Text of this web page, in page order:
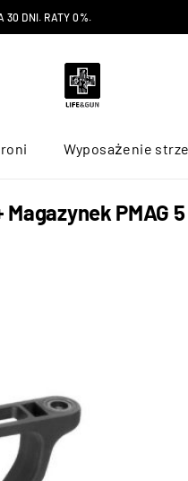
30 DNI. RATY 0%.
Wyposażenie
PMAG